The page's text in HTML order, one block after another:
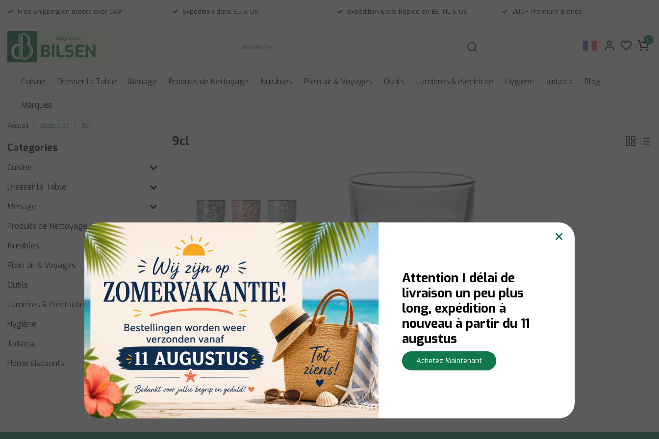
Free Shipping on orders over €49* Expédition dans EU & UK Expédition Extra Rapide en BE, NL & DE 200+ Premium Brands
0
Cuisine Dresser la Table Ménage Produits de Nettoyage Nuisibles Plein air & Voyages Outils Lumières & électricité Hygiène Judaïca Blog
Marques
Accueil Mots-clés 9cl
Catégories
Cuisine
Dresser la Table
Ménage
Produits de Nettoyage
Nuisibles
Plein air & Voyages
Outils
Lumières & électricité
Hygiène
Judaïca
Home discounts
9cl
Cosy & Trendy
Delirio Set de Mug Colorés - 9cl
En stock: Livraison en 1 à 3 jours ouvrables
€2,00 Afficher
Duralex
Verre Gobelet 9cl , Lot De 6
Niet op voorraad:
Contactez-nous pour la
disponibilité du stock
€6,50
×
Attention ! délai de
livraison un peu plus
long, expédition à
nouveau à partir du 11
augustus
Achetez Maintenant